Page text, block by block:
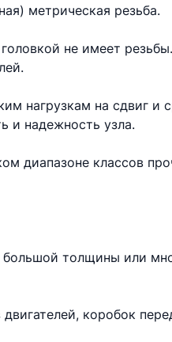
метрическая резьба.
не имеет
нагрузкам на сдвиг и
и надежность узла.
диапазоне классов
толщины или
коробок